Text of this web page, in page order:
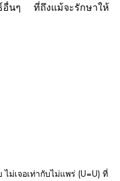
อื่นๆ ที่ถึงแม้จะรักษาให้
ไม่เจอเท่ากับไม่แพร่ (U=U) ที่